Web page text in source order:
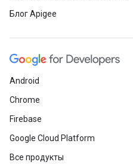
Блог Apigee
Android
Chrome
Firebase
Google Cloud Platform
Все продукты